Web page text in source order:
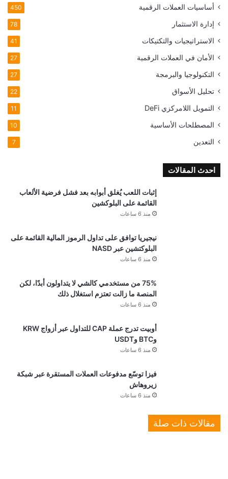
أساسيات العملات الرقمية 450
إدارة الاستثمار 78
الاستراتيجيات والتكتيكات 41
الأمان في العملات الرقمية 27
التكنولوجيا والبرمجة 27
تحليل الأسواق 22
التمويل اللامركزي DeFi
11
المصطلحات الأساسية 10
التعدين 7
احدث المقالات
إثبات اللعب يُغلق أبوابه بعد فشل فرضية الألعاب
القائمة على البلوكشين
منذ 6 ساعات
نيجيريا توافق على تداول الرموز المالية القائمة على
البلوكتشين عبر NASD
منذ 6 ساعات
75% من مستخدمي كالشي لا يتداولون أبدًا، لكن
المنصة ما زالت تعتزم استغلال ذلك
منذ 6 ساعات
أوبيت تدرج عملة CAP للتداول عبر أزواج KRW
وBTC وUSDT
منذ 6 ساعات
فيزا توسّع مدفوعات العملات المستقرة عبر شبكة
زيروهاش
منذ 6 ساعات
مقالات ذات صلة